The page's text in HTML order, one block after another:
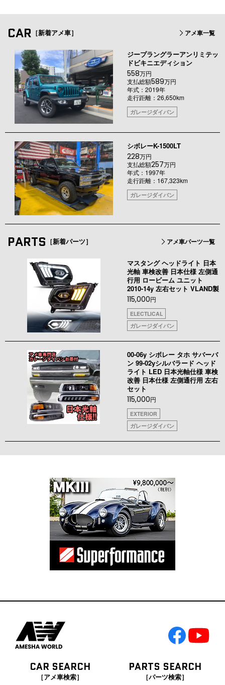
CAR ［新着アメ車］ アメ車一覧
ジープラングラーアンリミテッ
ドビキニエディション
558万円
支払総額589万円
年式：2019年
走行距離：26,650km
ガレージダイバン
シボレーK-1500LT
228万円
支払総額257万円
年式：1997年
走行距離：167,323km
ガレージダイバン
PARTS ［新着パーツ］ アメ車パーツ一覧
マスタング ヘッドライト 日本
光軸 車検改善 日本仕様 左側通
行用 ロービーム ユニット
2010-14y 左右セット VLAND製
115,000円
ELECTLICAL
ガレージダイバン
00-06y シボレー タホ サバーバ
ン 99-02yシルバラード ヘッド
ライト LED 日本光軸仕様 車検
改善 日本仕様 左側通行用 左右
セット
115,000円
EXTERIOR
ガレージダイバン
CAR SEARCH
［アメ車検索］
PARTS SEARCH
［パーツ検索］